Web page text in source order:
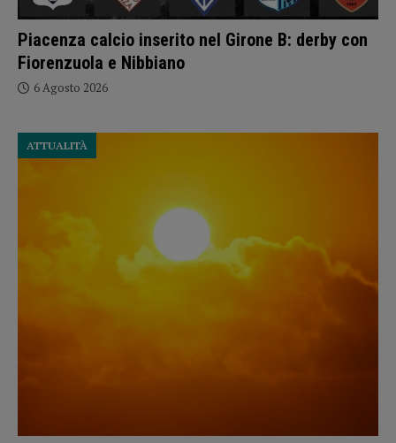
Piacenza calcio inserito nel Girone B: derby con
Fiorenzuola e Nibbiano
6 Agosto 2026
ATTUALITÀ